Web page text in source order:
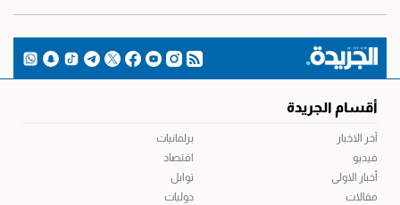
أقسام الجريدة
آخر الاخبار
فيديو
أخبار الاولى
مقالات
برلمانيات
اقتصاد
توابل
دوليات